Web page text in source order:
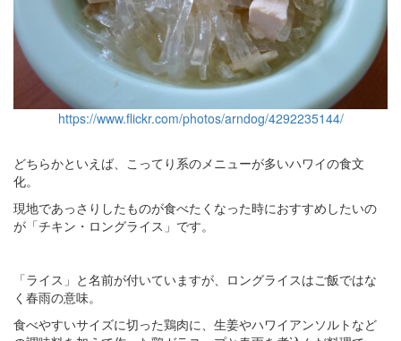
https://www.flickr.com/photos/arndog/4292235144/
どちらかといえば、こってり系のメニューが多いハワイの食文
化。
現地であっさりしたものが食べたくなった時におすすめしたいの
が「チキン・ロングライス」です。
「ライス」と名前が付いていますが、ロングライスはご飯ではな
く春雨の意味。
食べやすいサイズに切った鶏肉に、生姜やハワイアンソルトなど